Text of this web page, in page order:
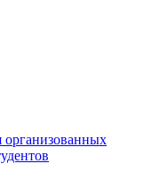
организованных